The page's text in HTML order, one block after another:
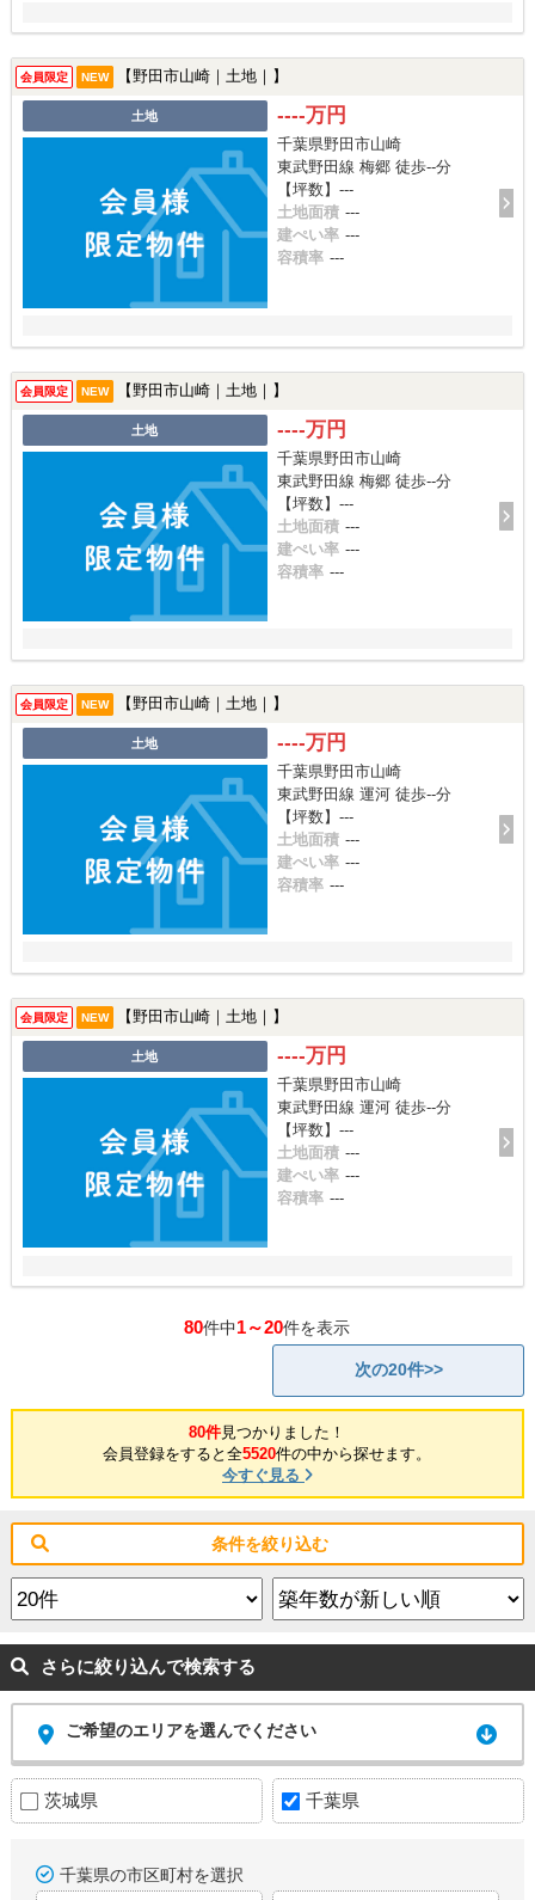
会員限定 NEW 【野田市山崎｜土地｜】
土地 ----万円
千葉県野田市山崎
東武野田線 梅郷 徒歩--分
【坪数】---
土地面積 ---
建ぺい率 ---
容積率 ---
会員限定 NEW 【野田市山崎｜土地｜】
土地 ----万円
千葉県野田市山崎
東武野田線 梅郷 徒歩--分
【坪数】---
土地面積 ---
建ぺい率 ---
容積率 ---
会員限定 NEW 【野田市山崎｜土地｜】
土地 ----万円
千葉県野田市山崎
東武野田線 運河 徒歩--分
【坪数】---
土地面積 ---
建ぺい率 ---
容積率 ---
会員限定 NEW 【野田市山崎｜土地｜】
土地 ----万円
千葉県野田市山崎
東武野田線 運河 徒歩--分
【坪数】---
土地面積 ---
建ぺい率 ---
容積率 ---
80件中1～20件を表示
次の20件>>
80件見つかりました！
会員登録をすると全5520件の中から探せます。
今すぐ見る
条件を絞り込む
さらに絞り込んで検索する
ご希望のエリアを選んでください
茨城県 千葉県
千葉県の市区町村を選択